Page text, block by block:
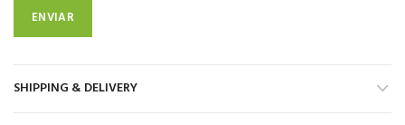
SHIPPING & DELIVERY